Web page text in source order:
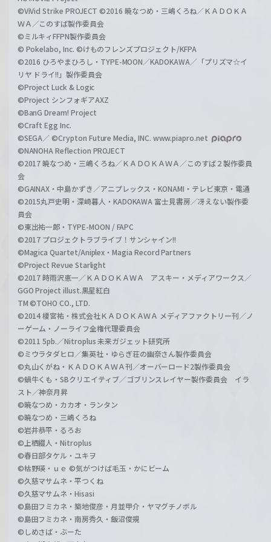
©ViVid Strike PROJECT ©2016 暁なつめ・三嶋くろね／ＫＡＤＯＫＡ
ＷＡ／このすば製作委員会
©ミルキィFFPN製作委員会
© Pokelabo, Inc. ©けものフレンズプロジェクト/KFPA
©2016 ひろやまひろし・TYPE-MOON／KADOKAWA／「プリズマ☆イ
リヤ ドライ!!」製作委員会
©Project Luck & Logic
©Project シンフォギアAXZ
©BanG Dream! Project
©Craft Egg Inc.
©SEGA／ ©Crypton Future Media, INC. www.piapro.net
©NANOHA Reflection PROJECT
©2017 暁なつめ・三嶋くろね／ＫＡＤＯＫＡＷＡ／このすば２製作委員
会
©GAINAX・中島かずき／アニプレックス・KONAMI・テレビ東京・電通
©2015丸戸史明・深崎暮人・KADOKAWA 富士見書房／冴えない製作委
員会
©東出祐一郎・TYPE-MOON / FAPC
©2017 プロジェクトラブライブ！サンシャイン!!
©Magica Quartet/Aniplex・Magia Record Partners
©Project Revue Starlight
©2017 時雨沢恵一／ＫＡＤＯＫＡＷＡ アスキー・メディアワークス／
GGO Project illust.黒星紅白
TM ©TOHO CO., LTD.
©2014 榎宮祐・株式会社ＫＡＤＯＫＡＷＡ メディアファクトリー刊／ノ
ーゲーム・ノーライフ全権代理委員会
©2011 5pb.／Nitroplus 未来ガジェット研究所
©ミウラタダヒロ／集英社・ゆらぎ荘の幽奈さん製作委員会
©丸山くがね・ＫＡＤＯＫＡＷＡ刊／オーバーロード2製作委員会
©蝸牛くも・SBクリエイティブ／ゴブリンスレイヤー製作委員会 イラ
スト／神奈月昇
©暁なつめ・カカオ・ランタン
©暁なつめ・三嶋くろね
©岩井恭平・るろお
©上栖綴人・Nitroplus
©春日部タケル・ユキヲ
©枯野瑛・ｕｅ ©気がつけば毛玉・かにビーム
©久慈マサムネ・平つくね
©久慈マサムネ・Hisasi
©島田フミカネ・築地俊彦・月並甲介・ヤマグチノボル
©島田フミカネ・南房秀久・飯沼俊規
©しめさば・ぶーた